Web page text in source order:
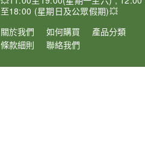
至18:00 (星期日及公眾假期)💥
關於我們
如何購買
產品分類
條款細則
聯絡我們